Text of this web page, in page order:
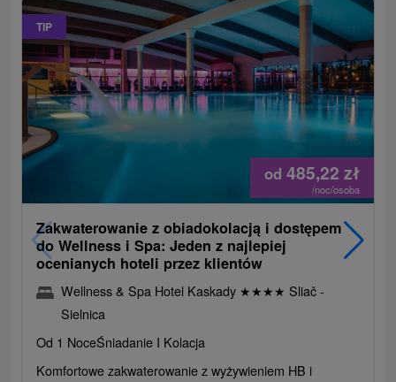
TIP
od 485,22 zł
/noc/osoba
Zakwaterowanie z obiadokolacją i dostępem
do Wellness i Spa: Jeden z najlepiej
ocenianych hoteli przez klientów
Wellness & Spa Hotel Kaskady ★★★★ Sliač -
Sielnica
Od 1 NoceŚniadanie I Kolacja
Komfortowe zakwaterowanie z wyżywieniem HB i